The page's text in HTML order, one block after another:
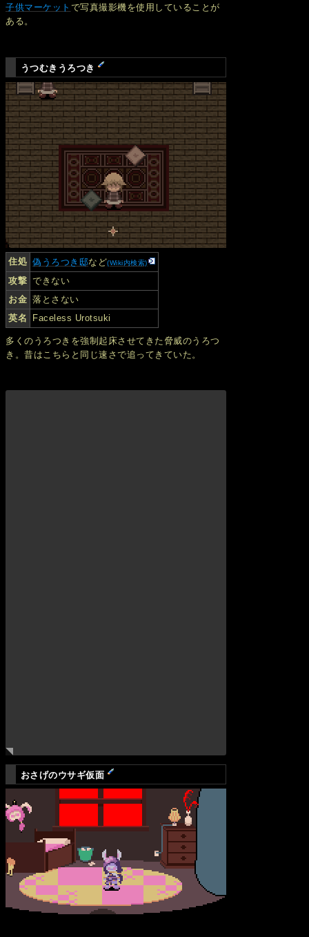
子供マーケット で写真撮影機を使用していることが
ある。
うつむきうろつき
住処 偽うろつき邸など(Wiki内検索)
攻撃 できない
お金 落とさない
英名
Faceless Urotsuki
多くのうろつきを強制起床させてきた脅威のうろつ
き。昔はこちらと同じ速さで追ってきていた。
おさげのウサギ仮面